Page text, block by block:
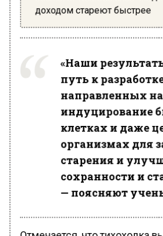
доходом стареют быстрее
«Наши
путь к
направленных на
индуцирование
клетках и даже
организмах для
старения и
сохранности и
— поясняют
Отмечается, что тихоходка